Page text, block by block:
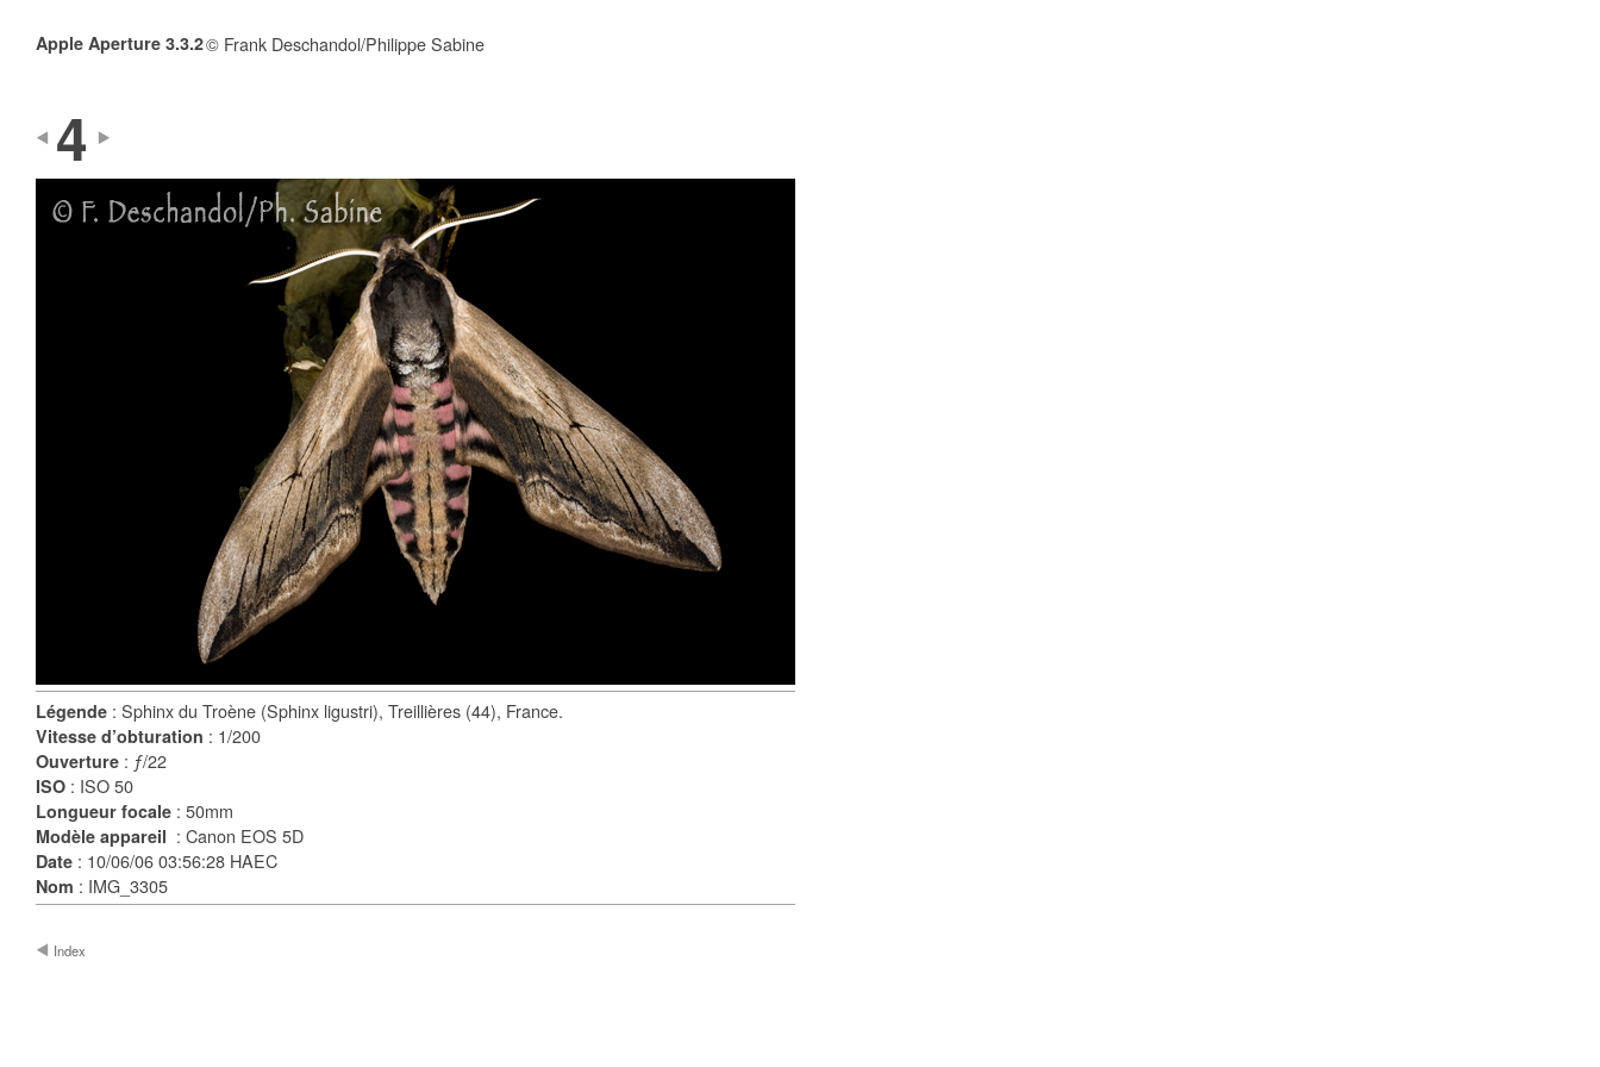
Apple Aperture 3.3.2© Frank Deschandol/Philippe Sabine
4
Légende : Sphinx du Troène (Sphinx ligustri), Treillières (44), France.
Vitesse d’obturation : 1/200
Ouverture : ƒ/22
ISO : ISO 50
Longueur focale : 50mm
Modèle appareil : Canon EOS 5D
Date : 10/06/06 03:56:28 HAEC
Nom : IMG_3305
Index